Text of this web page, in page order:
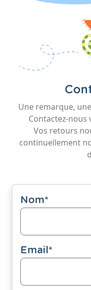
Une remarque,
Contactez-nous
Vos retours
continuellement
Nom*
Email*